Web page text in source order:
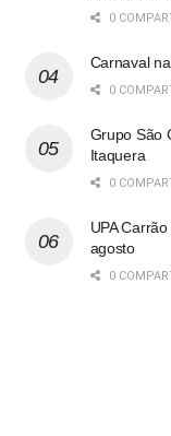
0
Carnaval
0
Grupo São
Itaquera
0
UPA
agosto
0